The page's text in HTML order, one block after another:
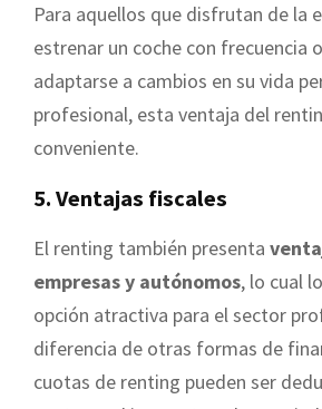
Para aquellos que disfrutan de la
estrenar un coche con frecuencia
adaptarse a cambios en su vida
profesional, esta ventaja del
conveniente.
5. Ventajas fiscales
El renting también presenta
empresas y autónomos, lo cual
opción atractiva para el sector
diferencia de otras formas de
cuotas de renting pueden ser